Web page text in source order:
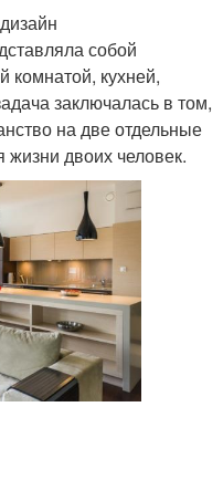
собой
комнатой, кухней,
заключалась в том,
на две отдельные
двоих человек.